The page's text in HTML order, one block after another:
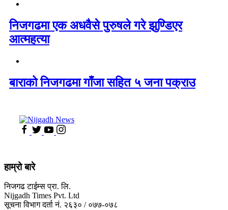
निजगढमा एक अधवैसे पुरुषले गरे झुण्डिएर
आत्महत्या
बाराको निजगढमा गाँजा सहित ५ जना पक्राउ
हाम्रो बारे
निजगढ टाईम्स प्रा. लि.
Nijgadh Times Pvt. Ltd
सूचना विभाग दर्ता नं. २६३० / ०७७-०७८